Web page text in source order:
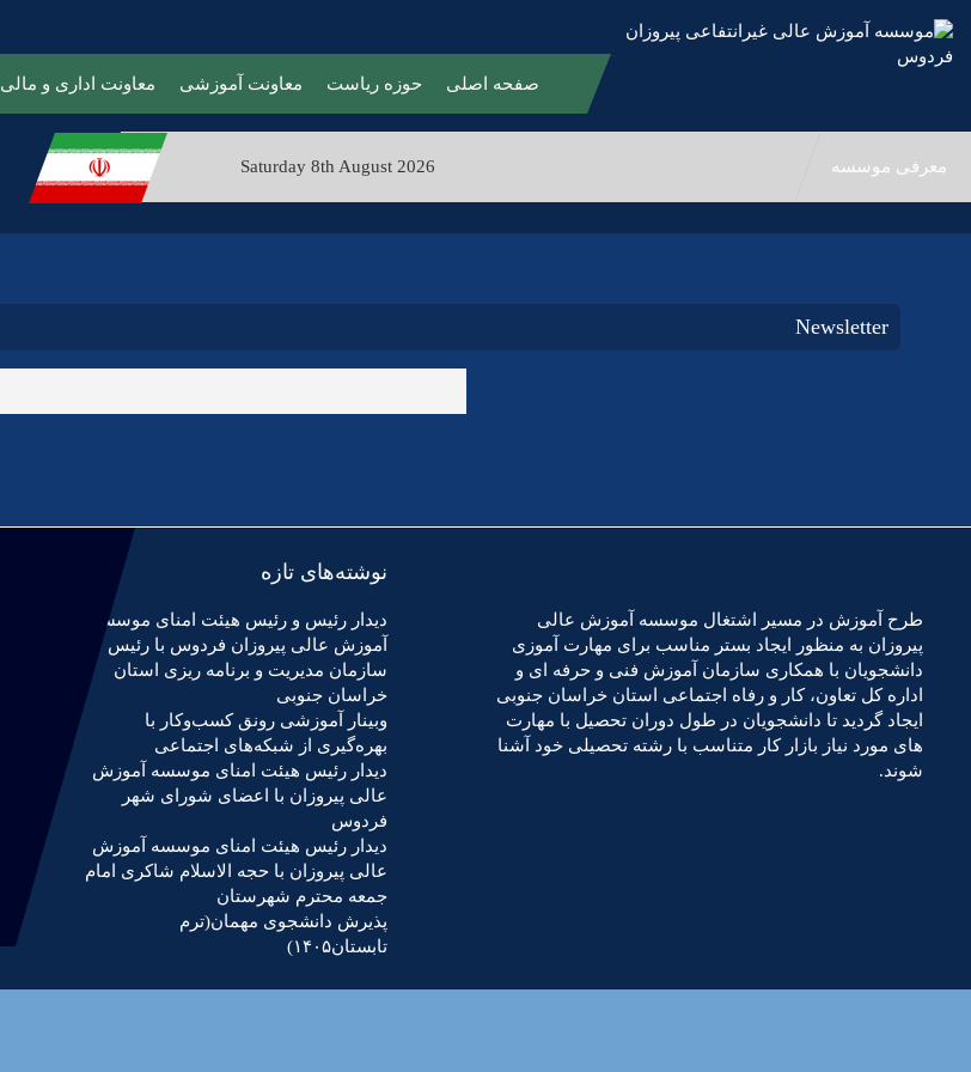
صفحه اصلی حوزه ریاست معاونت آموزشی معاونت اداری و مالی
معرفی موسسه
Saturday 8th August 2026
Newsletter
طرح آموزش در مسیر اشتغال موسسه آموزش عالی
پیروزان به منظور ایجاد بستر مناسب برای مهارت آموزی
دانشجویان با همکاری سازمان آموزش فنی و حرفه ای و
اداره کل تعاون، کار و رفاه اجتماعی استان خراسان جنوبی
ایجاد گردید تا دانشجویان در طول دوران تحصیل با مهارت
های مورد نیاز بازار کار متناسب با رشته تحصیلی خود آشنا
شوند.
نوشته‌های تازه
دیدار رئیس و رئیس هیئت امنای موسسه
آموزش عالی پیروزان فردوس با رئیس
سازمان مدیریت و برنامه ریزی استان
خراسان جنوبی
وبینار آموزشی رونق کسب‌وکار با
بهره‌گیری از شبکه‌های اجتماعی
دیدار رئیس هیئت امنای موسسه آموزش
عالی پیروزان با اعضای شورای شهر
فردوس
دیدار رئیس هیئت امنای موسسه آموزش
عالی پیروزان با حجه الاسلام شاکری امام
جمعه محترم شهرستان
پذیرش دانشجوی مهمان(ترم
تابستان۱۴۰۵)